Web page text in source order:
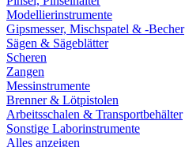
Modellierinstrumente
Gipsmesser, Mischspatel & -Becher
Sägen & Sägeblätter
Scheren
Zangen
Messinstrumente
Brenner & Lötpistolen
Arbeitsschalen & Transportbehälter
Sonstige Laborinstrumente
Alles anzeigen